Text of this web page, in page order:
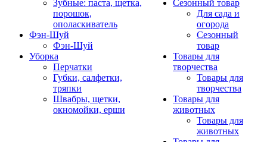
Зубные: паста, щетка,
порошок,
ополаскиватель
Фэн-Шуй
Фэн-Шуй
Уборка
Перчатки
Губки, салфетки,
тряпки
Швабры, щетки,
окномойки, ерши
Сезонный товар
Для сада и
огорода
Сезонный
товар
Товары для
творчества
Товары для
творчества
Товары для
животных
Товары для
животных